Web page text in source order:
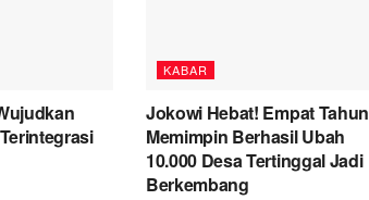
KABAR
Jokowi Hebat! Empat Tahun
Memimpin Berhasil Ubah
10.000 Desa Tertinggal Jadi
Berkembang